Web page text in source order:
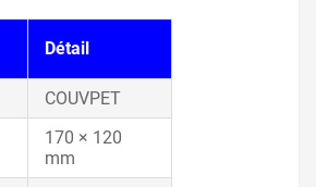
Détail
COUVPET
170 × 120
mm